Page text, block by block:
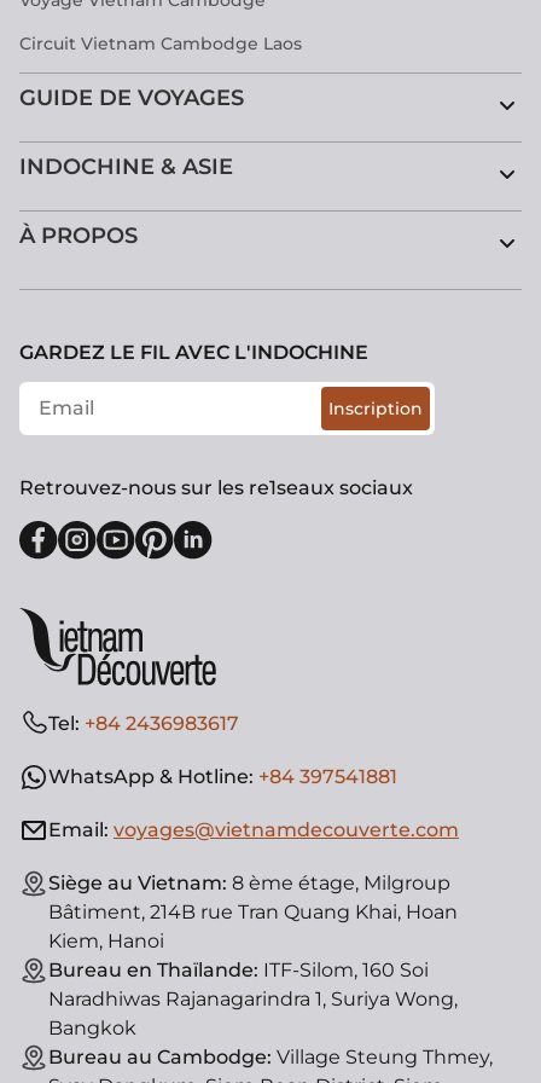
Circuit Vietnam Cambodge Laos
GUIDE DE VOYAGES
INDOCHINE & ASIE
À PROPOS
Tel: +84 2436983617
WhatsApp & Hotline: +84 397541881
Email: voyages@vietnamdecouverte.com
Siège au Vietnam: 8 ème étage, Milgroup
Bâtiment, 214B rue Tran Quang Khai, Hoan
Kiem, Hanoi
Bureau en Thaïlande: ITF-Silom, 160 Soi
Naradhiwas Rajanagarindra 1, Suriya Wong,
Bangkok
Bureau au Cambodge: Village Steung Thmey,
GARDEZ LE FIL AVEC L'INDOCHINE
Inscription
Retrouvez-nous sur les re1seaux sociaux